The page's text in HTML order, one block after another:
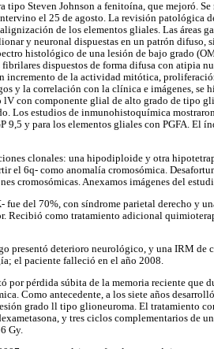
tipo Steven Johnson a fenitoína, que mejoró.
el 25 de agosto. La revisión patológica
de los elementos gliales. Las áreas
y neuronal dispuestas en un patrón difuso,
histológico de una lesión de bajo grado
dispuestos de forma difusa con atipia
incremento de la actividad mitótica,
y la correlación con la clínica e imágenes, se
con componente glial de alto grado de tipo
Los estudios de inmunohistoquímica
9,5 y para los elementos gliales con PGFA. El
clonales: una hipodiploide y otra
el 6q- como anomalía cromosómica.
cromosómicas. Anexamos imágenes del
del 70%, con síndrome parietal derecho y
Recibió como tratamiento adicional
presentó deterioro neurológico, y una IRM de
el paciente falleció en el año 2008.
por pérdida súbita de la memoria reciente que
Como antecedente, a los siete años
grado ll tipo glioneuroma. El tratamiento
y tres ciclos complementarios de
Gy.